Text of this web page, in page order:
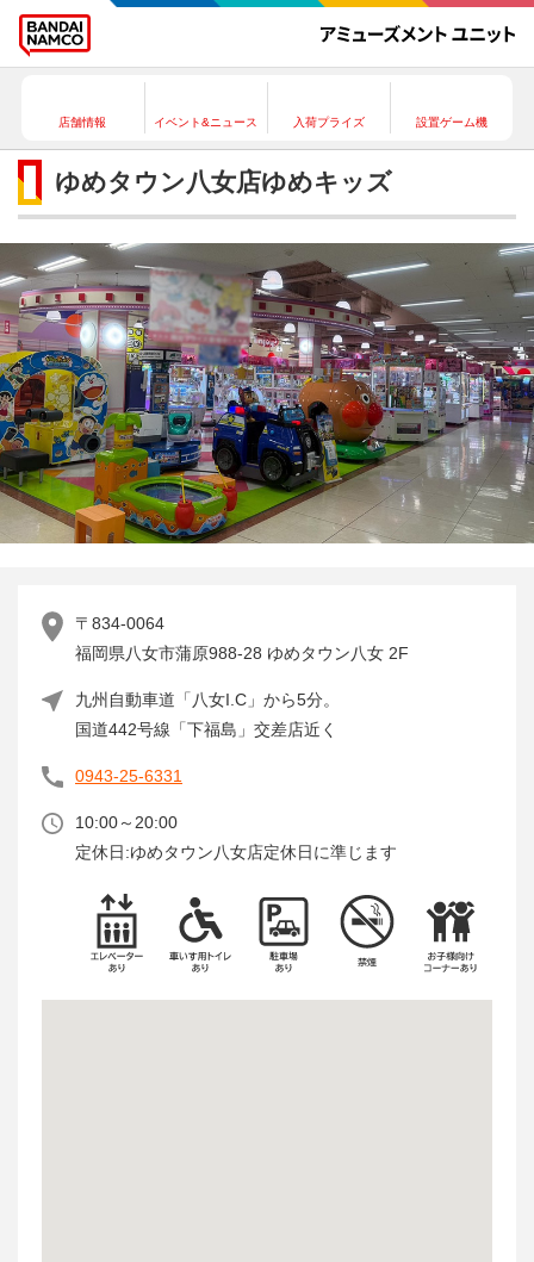
店舗情報 イベント&ニュース 入荷プライズ 設置ゲーム機
ゆめタウン八女店ゆめキッズ
〒834-0064
福岡県八女市蒲原988-28 ゆめタウン八女 2F
九州自動車道「八女I.C」から5分。
国道442号線「下福島」交差店近く
0943-25-6331
10:00～20:00
定休日:ゆめタウン八女店定休日に準じます